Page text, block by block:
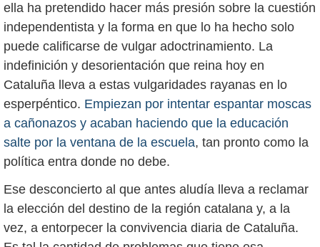
ella ha pretendido hacer más presión sobre la cuestión
independentista y la forma en que lo ha hecho solo
puede calificarse de vulgar adoctrinamiento. La
indefinición y desorientación que reina hoy en
Cataluña lleva a estas vulgaridades rayanas en lo
esperpéntico. Empiezan por intentar espantar moscas
a cañonazos y acaban haciendo que la educación
salte por la ventana de la escuela, tan pronto como la
política entra donde no debe.
Ese desconcierto al que antes aludía lleva a reclamar
la elección del destino de la región catalana y, a la
vez, a entorpecer la convivencia diaria de Cataluña.